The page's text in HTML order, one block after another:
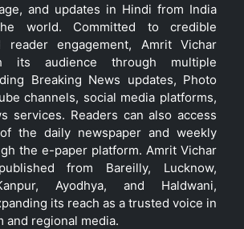
and updates in Hindi from India
world. Committed to credible
reader engagement, Amrit Vichar
its audience through multiple
Breaking News updates, Photo
channels, social media platforms,
services. Readers can also access
the daily newspaper and weekly
the e-paper platform. Amrit Vichar
from Bareilly, Lucknow,
Ayodhya, and Haldwani,
its reach as a trusted voice in
and regional media.